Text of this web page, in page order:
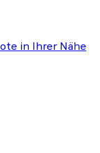
in Ihrer Nähe